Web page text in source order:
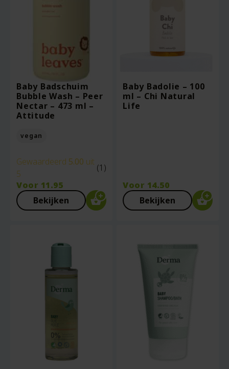
Baby Badschuim
Bubble Wash – Peer
Nectar – 473 ml –
Attitude
vegan
Gewaardeerd 5.00 uit
5
(1)
Voor 11.95
Bekijken
Baby Badolie – 100
ml – Chi Natural
Life
Voor 14.50
Bekijken